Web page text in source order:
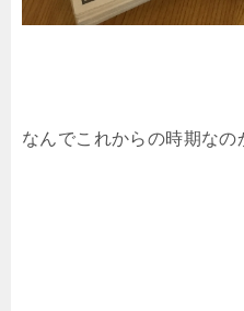
なんでこれからの時期なの